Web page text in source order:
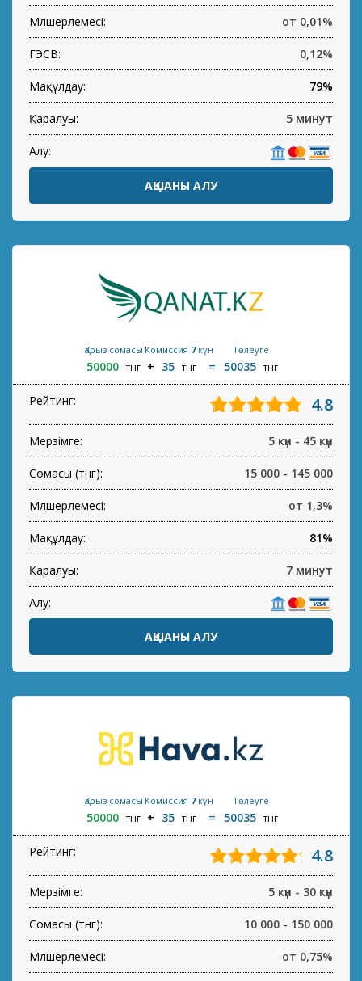
Мөлшерлемесі: от 0,01%
ГЭСВ: 0,12%
Мақұлдау: 79%
Қаралуы: 5 минут
Алу:
АҚШАНЫ АЛУ
Қарыз сомасы
50000 тнг
Комиссия 7күн
35 тнг
Төлеуге
50035 тнг
Рейтинг: 4.8
Мерзімге: 5 күн - 45 күн
Сомасы (тнг): 15 000 - 145 000
Мөлшерлемесі: от 1,3%
Мақұлдау: 81%
Қаралуы: 7 минут
Алу:
АҚШАНЫ АЛУ
Қарыз сомасы
50000 тнг
Комиссия 7күн
35 тнг
Төлеуге
50035 тнг
Рейтинг: 4.8
Мерзімге: 5 күн - 30 күн
Сомасы (тнг): 10 000 - 150 000
Мөлшерлемесі: от 0,75%